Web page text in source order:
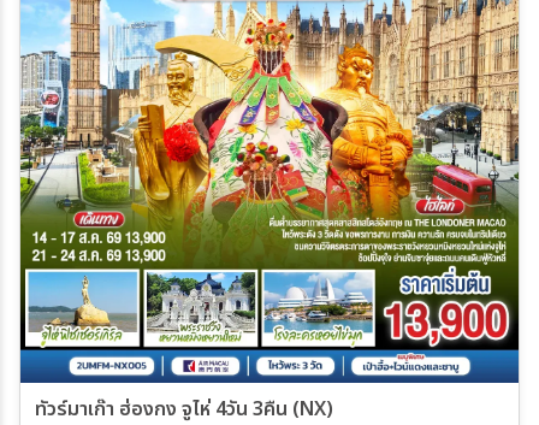
22 ก.ย. 69 - 24 ก.ย. 69
12 ต.ค. 69 - 14 ต.ค. 69
13 ต.ค. 69 - 15 ต.ค. 69
14 ต.ค. 69 - 16 ต.ค. 69
18 ต.ค. 69 - 20 ต.ค. 69
19 ต.ค. 69 - 21 ต.ค. 69
25 ต.ค. 69 - 27 ต.ค. 69
26 ต.ค. 69 - 28 ต.ค. 69
27 ต.ค. 69 - 29 ต.ค. 69
28 ต.ค. 69 - 30 ต.ค. 69
01 พ.ย. 69 - 03 พ.ย. 69
02 พ.ย. 69 - 04 พ.ย. 69
03 พ.ย. 69 - 05 พ.ย. 69
04 พ.ย. 69 - 06 พ.ย. 69
08 พ.ย. 69 - 10 พ.ย. 69
09 พ.ย. 69 - 11 พ.ย. 69
10 พ.ย. 69 - 12 พ.ย. 69
11 พ.ย. 69 - 13 พ.ย. 69
15 พ.ย. 69 - 17 พ.ย. 69
16 พ.ย. 69 - 18 พ.ย. 69
17 พ.ย. 69 - 19 พ.ย. 69
18 พ.ย. 69 - 20 พ.ย. 69
22 พ.ย. 69 - 24 พ.ย. 69
23 พ.ย. 69 - 25 พ.ย. 69
24 พ.ย. 69 - 26 พ.ย. 69
25 พ.ย. 69 - 27 พ.ย. 69
29 พ.ย. 69 - 01 ธ.ค. 69
30 พ.ย. 69 - 02 ธ.ค. 69
01 ธ.ค. 69 - 03 ธ.ค. 69
02 ธ.ค. 69 - 04 ธ.ค. 69
07 ธ.ค. 69 - 09 ธ.ค. 69
08 ธ.ค. 69 - 10 ธ.ค. 69
ทัวร์มาเก๊า ฮ่องกง จูไห่ 4วัน 3คืน (NX)